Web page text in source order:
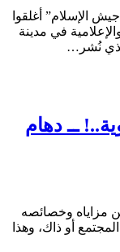
الإسلام” أغلقوا
في مدينة
نُشر…
ــ دهام
مزاياه وخصائصه
أو ذاك، وهذا